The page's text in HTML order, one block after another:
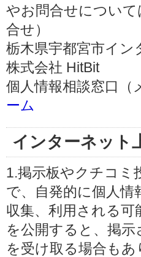
やお問合せについ
合せ）
栃木県宇都宮市イン
株式会社 HitBit
個人情報相談窓口（
ーム
インターネット
1.掲示板やクチコミ
で、自発的に個人
収集、利用される
を公開すると、掲
を受け取る場合も